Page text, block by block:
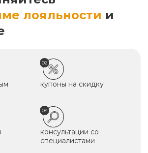
лояльности и
02
купоны на скидку
04
консультации со
специалистами